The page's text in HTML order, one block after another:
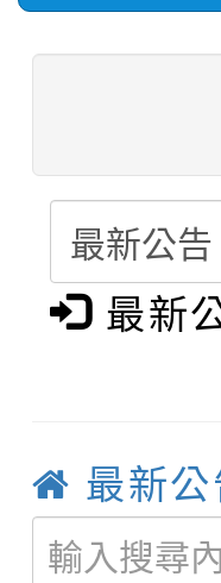
結果(
學年
【甄
結果(
賽及
賽實
轉知
比賽
轉知
轉知
畫影
劇比
表
轉知
敬師
【甄
最新
最新